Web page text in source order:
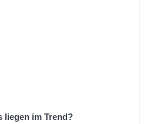
liegen im Trend?